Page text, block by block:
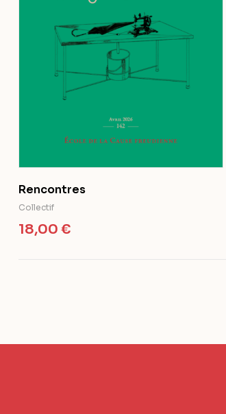
Rencontres
Collectif
18,00 €